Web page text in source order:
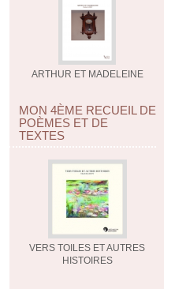
ARTHUR ET MADELEINE
MON 4ÈME RECUEIL DE
POÈMES ET DE
TEXTES
VERS TOILES ET AUTRES
HISTOIRES